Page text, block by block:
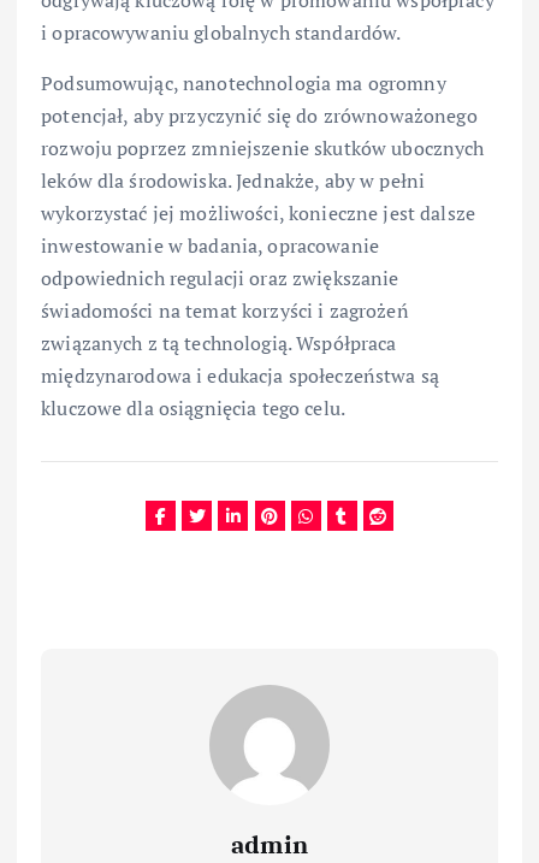
i opracowywaniu globalnych standardów.
Podsumowując, nanotechnologia ma ogromny
potencjał, aby przyczynić się do zrównoważonego
rozwoju poprzez zmniejszenie skutków ubocznych
leków dla środowiska. Jednakże, aby w pełni
wykorzystać jej możliwości, konieczne jest dalsze
inwestowanie w badania, opracowanie
odpowiednich regulacji oraz zwiększanie
świadomości na temat korzyści i zagrożeń
związanych z tą technologią. Współpraca
międzynarodowa i edukacja społeczeństwa są
kluczowe dla osiągnięcia tego celu.
admin